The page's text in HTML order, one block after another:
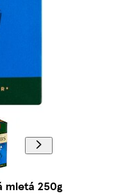
mletá 250g